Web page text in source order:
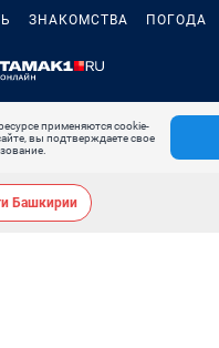
ЗНАКОМСТВА ПОГОДА
применяются cookie-
вы подтверждаете свое
Башкирии